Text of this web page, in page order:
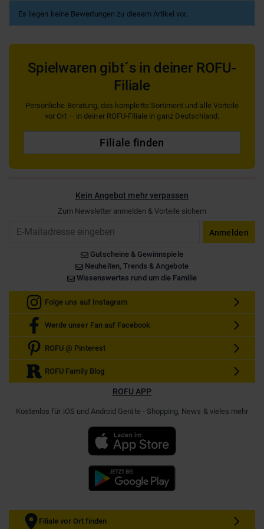
Es liegen keine Bewertungen zu diesem Artikel vor.
Spielwaren gibt´s in deiner ROFU-
Filiale
Persönliche Beratung, das komplette Sortiment und alle Vorteile
vor Ort — in deiner ROFU-Filiale in ganz Deutschland.
Filiale finden
Kein Angebot mehr verpassen
Zum Newsletter anmelden & Vorteile sichern
Anmelden
Gutscheine & Gewinnspiele
Neuheiten, Trends & Angebote
Wissenswertes rund um die Familie
Folge uns auf Instagram
Werde unser Fan auf Facebook
ROFU @ Pinterest
ROFU Family Blog
ROFU APP
Kostenlos für iOS und Android Geräte - Shopping, News & vieles mehr
Filiale vor Ort finden